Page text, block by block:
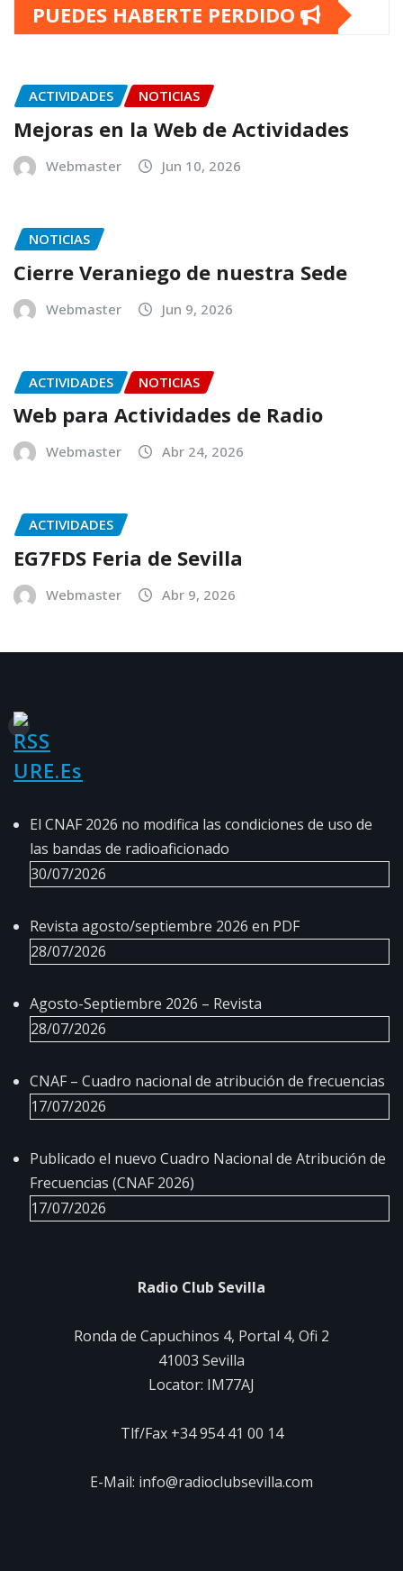
PUEDES HABERTE PERDIDO
ACTIVIDADES NOTICIAS
Mejoras en la Web de Actividades
Webmaster Jun 10, 2026
NOTICIAS
Cierre Veraniego de nuestra Sede
Webmaster Jun 9, 2026
ACTIVIDADES NOTICIAS
Web para Actividades de Radio
Webmaster Abr 24, 2026
ACTIVIDADES
EG7FDS Feria de Sevilla
Webmaster Abr 9, 2026
URE.es
El CNAF 2026 no modifica las condiciones de uso de
las bandas de radioaficionado
30/07/2026
Revista agosto/septiembre 2026 en PDF
28/07/2026
Agosto-Septiembre 2026 – Revista
28/07/2026
CNAF – Cuadro nacional de atribución de frecuencias
17/07/2026
Publicado el nuevo Cuadro Nacional de Atribución de
Frecuencias (CNAF 2026)
17/07/2026
Radio Club Sevilla
Ronda de Capuchinos 4, Portal 4, Ofi 2
41003 Sevilla
Locator: IM77AJ
Tlf/Fax +34 954 41 00 14
E-Mail: info@radioclubsevilla.com